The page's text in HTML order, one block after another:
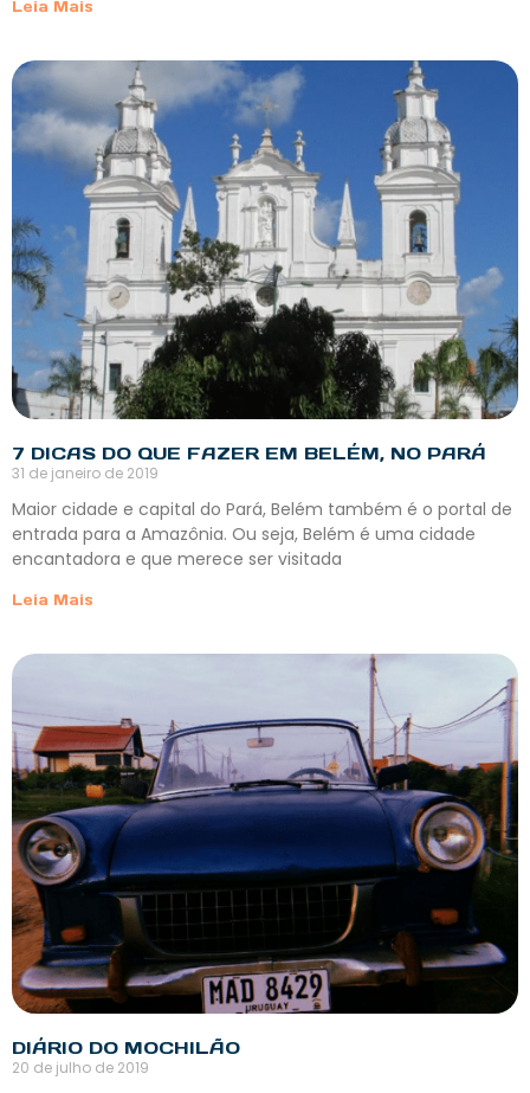
Leia Mais
7 DICAS DO QUE FAZER EM BELÉM, NO PARÁ
31 de janeiro de 2019
Maior cidade e capital do Pará, Belém também é o portal de
entrada para a Amazônia. Ou seja, Belém é uma cidade
encantadora e que merece ser visitada
Leia Mais
DIÁRIO DO MOCHILÃO
20 de julho de 2019